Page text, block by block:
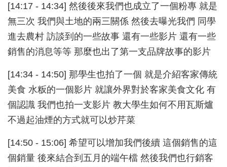
[14:17 - 14:34] 然後後來我們也成立了一個粉專 就是
無三次 我們與土地的兩三關係 然後去曝光我們 同學
進去農村 訪談到的一些故事 還有一些影片 還有一些
銷售的消息等等 那麼也出了第一支品牌故事的影片
[14:34 - 14:50] 那學生也拍了一個 就是介紹客家傳統
美食 水粄的一個影片 就讓外界對於客家美食文化 有
個認識 我們也拍一支影片 教大學生如何不用瓦斯爐
不過起油煙的方式就可以炒芹菜
[14:50 - 15:06] 希望可以增加我們後續 這個銷售的這
個銷量 後來結合到五月的端午檔 然後我們也行銷客